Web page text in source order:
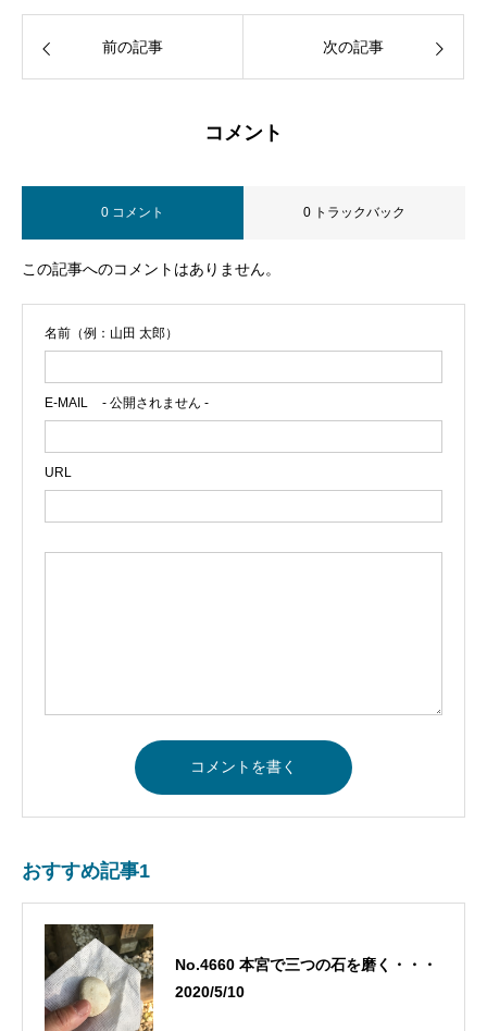
前の記事 次の記事
コメント
0 コメント 0 トラックバック
この記事へのコメントはありません。
名前（例：山田 太郎）
E-MAIL - 公開されません -
URL
おすすめ記事1
No.4660 本宮で三つの石を磨く・・・
2020/5/10